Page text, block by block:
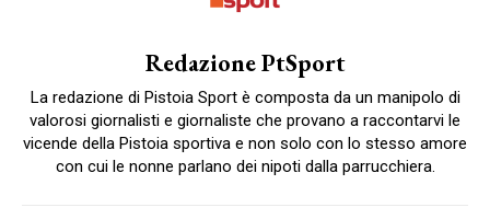
Redazione PtSport
La redazione di Pistoia Sport è composta da un manipolo di
valorosi giornalisti e giornaliste che provano a raccontarvi le
vicende della Pistoia sportiva e non solo con lo stesso amore
con cui le nonne parlano dei nipoti dalla parrucchiera.